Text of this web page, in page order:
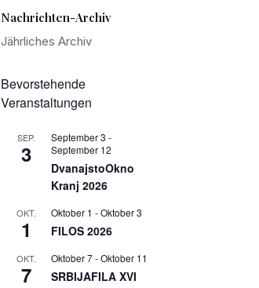
Nachrichten-Archiv
Jährliches Archiv
Bevorstehende
Veranstaltungen
SEP.
3
September 3 -
September 12
DvanajstoOkno
Kranj 2026
OKT.
1
Oktober 1 -Oktober 3
FILOS 2026
OKT.
7
Oktober 7-Oktober 11
SRBIJAFILA XVI